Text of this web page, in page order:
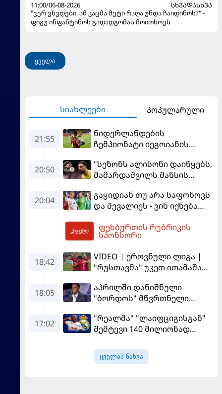
11:00/06-08-2026
ᲡᲮᲕᲐᲓᲐᲡᲮᲕᲐ
"ვერ ვხვდები, ამ კაცმა მეტი რაღა უნდა ჩაიდინოს?" -
ფიგუ ინფანტინოს გადადგომას მოითხოვს
ყველა
სიახლეები პოპულარული
21:55
ნიდერლანდების
ჩემპიონატი იეგოიანის
MVP გახდა
20:50
"სეზონს ალისონი დაიწყებს,
მამარდაშვილს შანსის
მოთმინება სჭირდება,
რომელსაც 100%-ით
"ლივერპულის" ყოფილმა
მეკარემ
20:04
გაყიდიან თუ არა საფონოვს
და შევალიეს - ვინ იქნება
ფეხბურთის რუბრიკის
სპონსორი
18:42
VIDEO | ეროვნული ლიგა |
"რუსთავმა" უკეთ ითამაშა
მოიგო, "ტორპედომ" გვიან
გაიღვიძა...
18:05
აპრილში დანიშნული
"ბორდოს" მწვრთნელი
17:02
"რეალმა" "ლაიფციგისგან"
შემტევი 140 მილიონად
ყველას ნახვა